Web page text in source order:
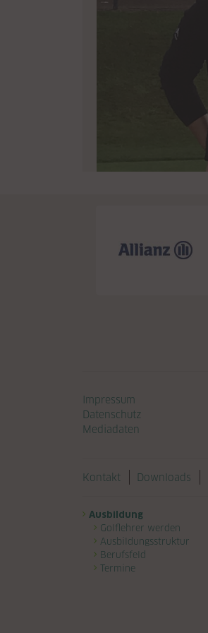
Navigation überspringen
Impressum
Datenschutz
Mediadaten
Navigation überspringen
Kontakt Downloads
Navigation überspringen
Ausbildung
Golflehrer werden
Ausbildungsstruktur
Berufsfeld
Termine